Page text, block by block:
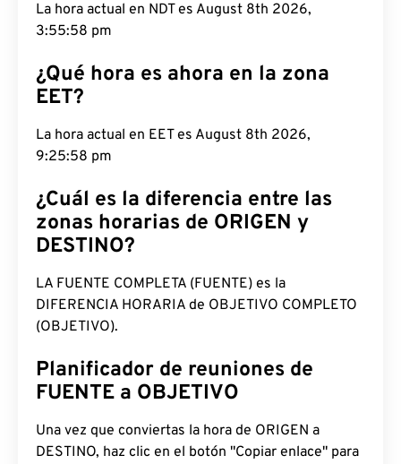
La hora actual en NDT es August 8th 2026,
3:55:59 pm
¿Qué hora es ahora en la zona
EET?
La hora actual en EET es August 8th 2026,
9:25:59 pm
¿Cuál es la diferencia entre las
zonas horarias de ORIGEN y
DESTINO?
LA FUENTE COMPLETA (FUENTE) es la
DIFERENCIA HORARIA de OBJETIVO COMPLETO
(OBJETIVO).
Planificador de reuniones de
FUENTE a OBJETIVO
Una vez que conviertas la hora de ORIGEN a
DESTINO, haz clic en el botón "Copiar enlace" para